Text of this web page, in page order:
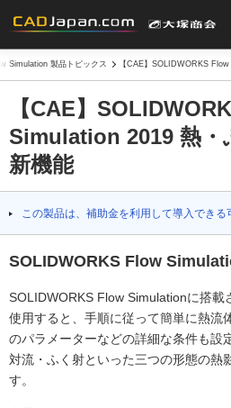
Simulation 製品トピックス 【CAE】SOLIDWORKS
【CAE】
Simulation 2019 熱・
新機能
この製品は、補助金を利用して導入できる
SOLIDWORKS Flow
SOLIDWORKS Flow Simulationに搭載
使用すると、手順に従って簡単に熱流
のパラメーターなどの詳細な条件も設
対流・ふく射といった三つの形態の熱
す。